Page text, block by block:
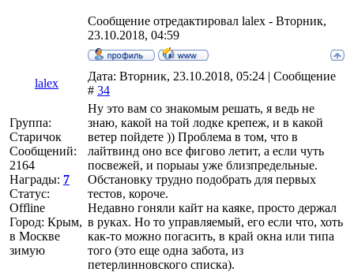
Сообщение отредактировал lalex - Вторник,
23.10.2018, 04:59
lalex
Дата: Вторник, 23.10.2018, 05:24 | Сообщение
# 34
Группа:
Старичок
Сообщений:
2164
Награды: 7
Статус:
Offline
Город: Крым,
в Москве
зимую
Ну это вам со знакомым решать, я ведь не
знаю, какой на той лодке крепеж, и в какой
ветер пойдете )) Проблема в том, что в
лайтвинд оно все фигово летит, а если чуть
посвежей, и порыаы уже близпредельные.
Обстановку трудно подобрать для первых
тестов, короче.
Недавно гоняли кайт на каяке, просто держал
в руках. Но то управляемый, его если что, хоть
как-то можно погасить, в край окна или типа
того (это еще одна забота, из
петерлинновского списка).